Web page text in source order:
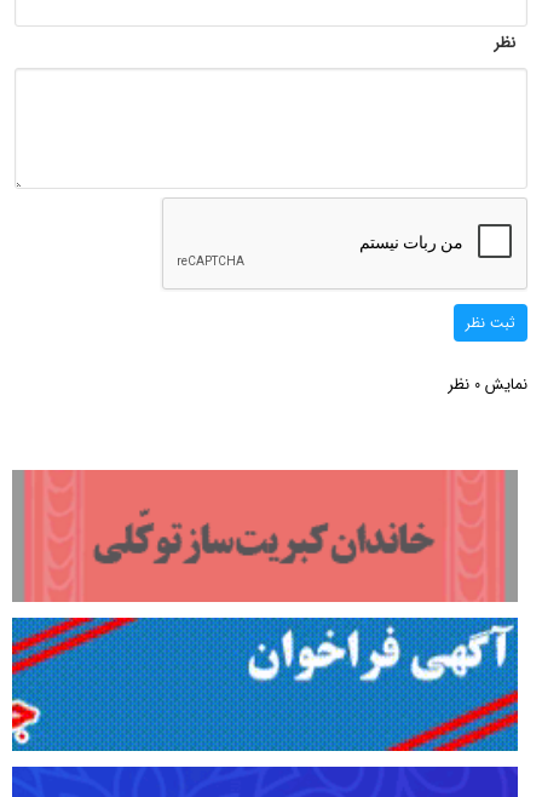
نظر
ثبت نظر
نمایش 0 نظر